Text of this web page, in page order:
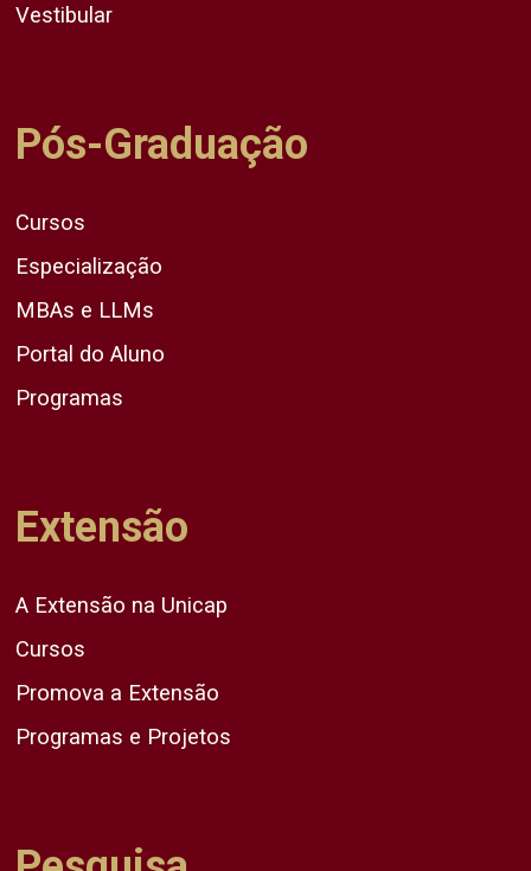
Vestibular
Pós-Graduação
Cursos
Especialização
MBAs e LLMs
Portal do Aluno
Programas
Extensão
A Extensão na Unicap
Cursos
Promova a Extensão
Programas e Projetos